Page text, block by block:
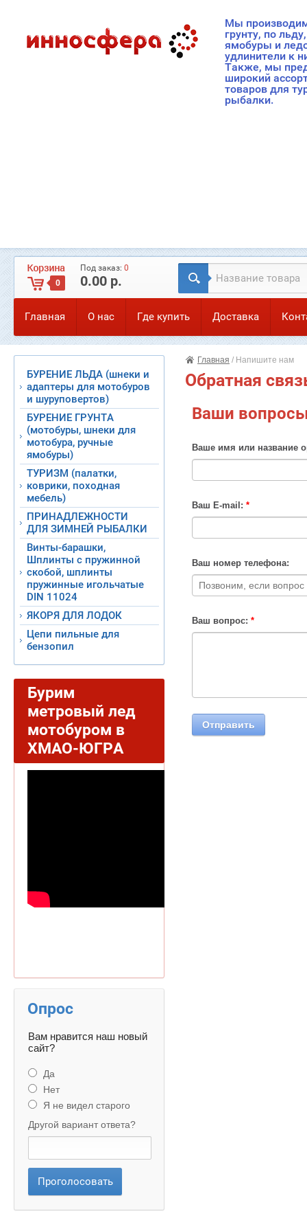
Мы
грунту, по
ямобуры и
удлинители к
Также, мы
широкий
товаров для
рыбалки.
0
Под заказ: 0
0.00 р.
Главная О нас Где купить Доставка
Напишите нам Документация Карта сайта
Главная / Напишите нам
Обратная
Ваши
Ваше имя или название
Ваш E-mail: *
Ваш номер телефона:
Ваш вопрос: *
БУРЕНИЕ ЛЬДА (шнеки и
адаптеры для мотобуров
и шуруповертов)
БУРЕНИЕ ГРУНТА
(мотобуры, шнеки для
мотобура, ручные
ямобуры)
ТУРИЗМ (палатки,
коврики, походная
мебель)
ПРИНАДЛЕЖНОСТИ
ДЛЯ ЗИМНЕЙ РЫБАЛКИ
Винты-барашки,
Шплинты с пружинной
скобой, шплинты
пружинные игольчатые
DIN 11024
ЯКОРЯ ДЛЯ ЛОДОК
Цепи пильные для
бензопил
Бурим
метровый лед
мотобуром в
ХМАО-ЮГРА
Опрос
Вам нравится наш новый
сайт?
Да
Нет
Я не видел старого
Другой вариант ответа?